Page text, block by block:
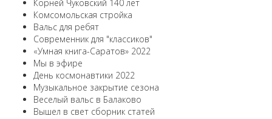
Корней Чуковский 140 лет
Комсомольская стройка
Вальс для ребят
Современник для "классиков"
«Умная книга-Саратов» 2022
Мы в эфире
День космонавтики 2022
Музыкальное закрытие сезона
Веселый вальс в Балаково
Вышел в свет сборник статей